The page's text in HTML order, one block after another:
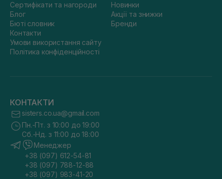
Сертифікати та нагороди
Блог
Бюті словник
Контакти
Умови використання сайту
Політика конфіденційності
Новинки
Акції та знижки
Бренди
КОНТАКТИ
sisters.co.ua@gmail.com
Пн.-Пт. з 10:00 до 19:00
Сб.-Нд. з 11:00 до 18:00
Менеджер
+38 (097) 612-54-81
+38 (097) 788-12-88
+38 (097) 983-41-20